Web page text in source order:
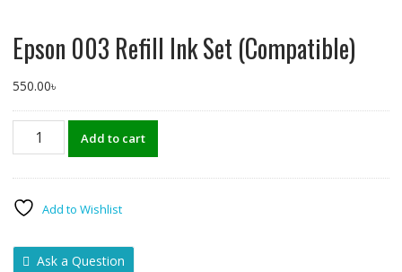
Epson 003 Refill Ink Set (Compatible)
550.00৳
Epson
Set
quantity
Add to cart
Add to Wishlist
Ask a Question